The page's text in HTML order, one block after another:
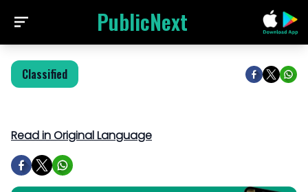
PublicNext
Classified
Read in Original Language